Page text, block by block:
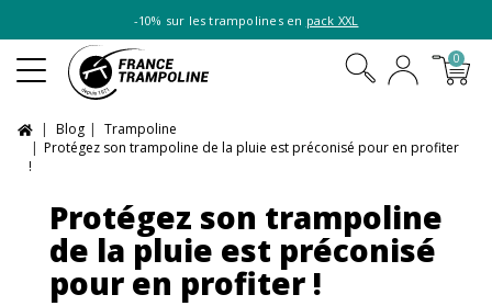
-10% sur les trampolines en pack XXL
0
Blog
Trampoline
Protégez son trampoline de la pluie est préconisé pour en profiter
!
Protégez son trampoline
de la pluie est préconisé
pour en profiter !